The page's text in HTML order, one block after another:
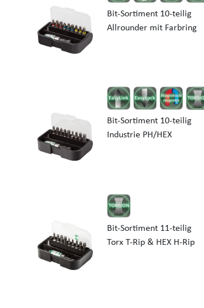
Bit-Sortiment 10-teilig
Allrounder mit Farbring
Bit-Sortiment 10-teilig
Industrie PH/HEX
Bit-Sortiment 11-teilig
Torx T-Rip & HEX H-Rip